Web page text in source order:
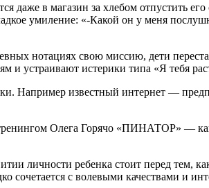
даже в магазин за хлебом отпустить
умиление: «-Какой он у меня
нотациях свою миссию, дети
устраивают истерики типа «Я тебя
Например известный интернет —
Олега Горячо «ПИНАТОР» —
личности ребенка стоит перед тем,
сочетается с волевыми качествами и